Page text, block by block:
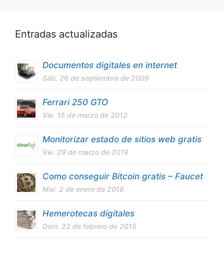
Entradas actualizadas
Documentos digitales en internet
Sáb. 26 de septiembre de 2009
Ferrari 250 GTO
Vie. 16 de marzo de 2012
Monitorizar estado de sitios web gratis
Vie. 29 de marzo de 2019
Como conseguir Bitcoin gratis – Faucet
Mar. 2 de enero de 2018
Hemerotecas digitales
Dom. 22 de febrero de 2015